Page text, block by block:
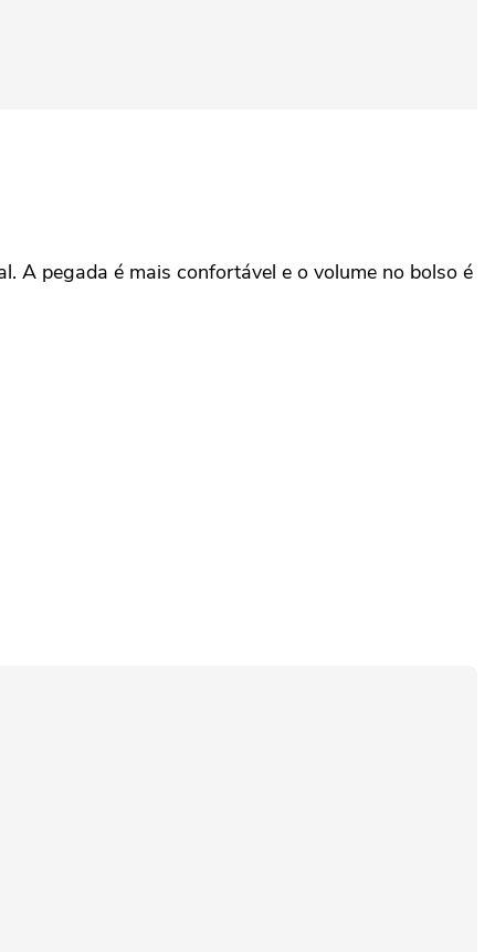
A pegada é mais confortável e o volume no bolso é